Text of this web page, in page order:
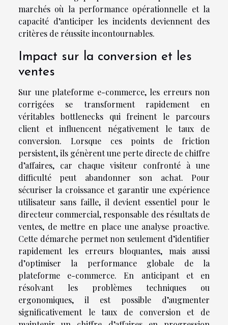
marchés où la performance opérationnelle et la
capacité d’anticiper les incidents deviennent des
critères de réussite incontournables.
Impact sur la conversion et les
ventes
Sur une plateforme e-commerce, les erreurs non
corrigées se transforment rapidement en
véritables bottlenecks qui freinent le parcours
client et influencent négativement le taux de
conversion. Lorsque ces points de friction
persistent, ils génèrent une perte directe de chiffre
d’affaires, car chaque visiteur confronté à une
difficulté peut abandonner son achat. Pour
sécuriser la croissance et garantir une expérience
utilisateur sans faille, il devient essentiel pour le
directeur commercial, responsable des résultats de
ventes, de mettre en place une analyse proactive.
Cette démarche permet non seulement d’identifier
rapidement les erreurs bloquantes, mais aussi
d’optimiser la performance globale de la
plateforme e-commerce. En anticipant et en
résolvant les problèmes techniques ou
ergonomiques, il est possible d’augmenter
significativement le taux de conversion et de